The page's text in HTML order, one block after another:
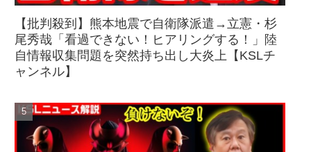
【批判殺到】熊本地震で自衛隊派遣→立憲・杉
尾秀哉「看過できない！ヒアリングする！」陸
自情報収集問題を突然持ち出し大炎上【KSLチ
ャンネル】